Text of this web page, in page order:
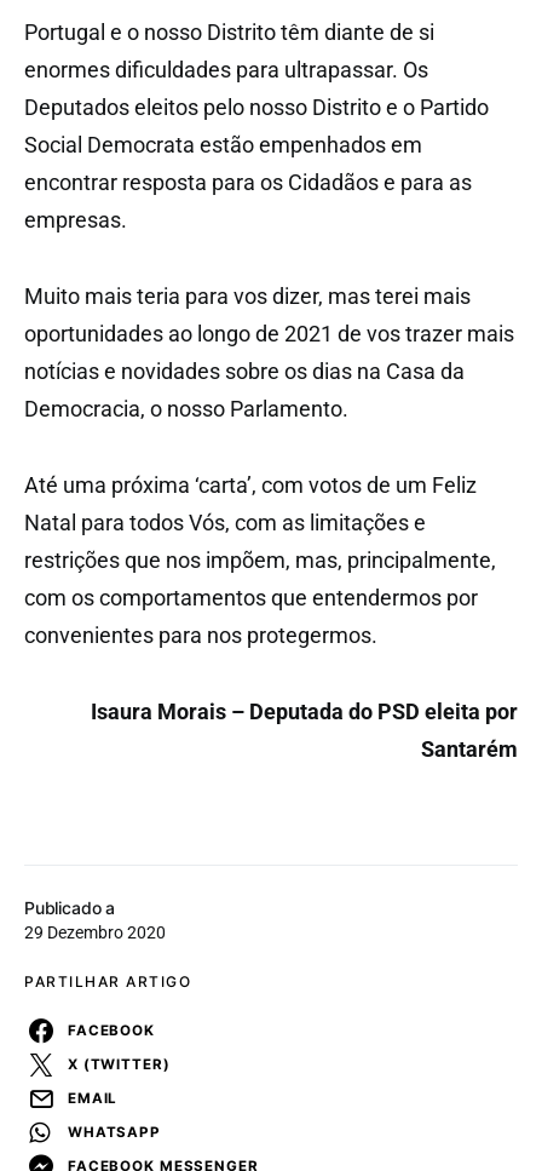
Publicado a
29 Dezembro 2020
PARTILHAR ARTIGO
FACEBOOK
X (TWITTER)
EMAIL
WHATSAPP
FACEBOOK MESSENGER
Portugal e o nosso Distrito têm diante de si
enormes dificuldades para ultrapassar. Os
Deputados eleitos pelo nosso Distrito e o Partido
Social Democrata estão empenhados em
encontrar resposta para os Cidadãos e para as
empresas.
Muito mais teria para vos dizer, mas terei mais
oportunidades ao longo de 2021 de vos trazer mais
notícias e novidades sobre os dias na Casa da
Democracia, o nosso Parlamento.
Até uma próxima ‘carta’, com votos de um Feliz
Natal para todos Vós, com as limitações e
restrições que nos impõem, mas, principalmente,
com os comportamentos que entendermos por
convenientes para nos protegermos.
Isaura Morais – Deputada do PSD eleita por
Santarém